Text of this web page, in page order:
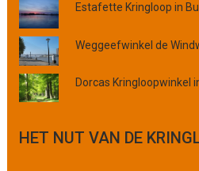
c
i
e
o
f
o
g
Estafette Kringloop in
Weggeefwinkel de
Dorcas Kringloopwinkel
HET NUT VAN DE